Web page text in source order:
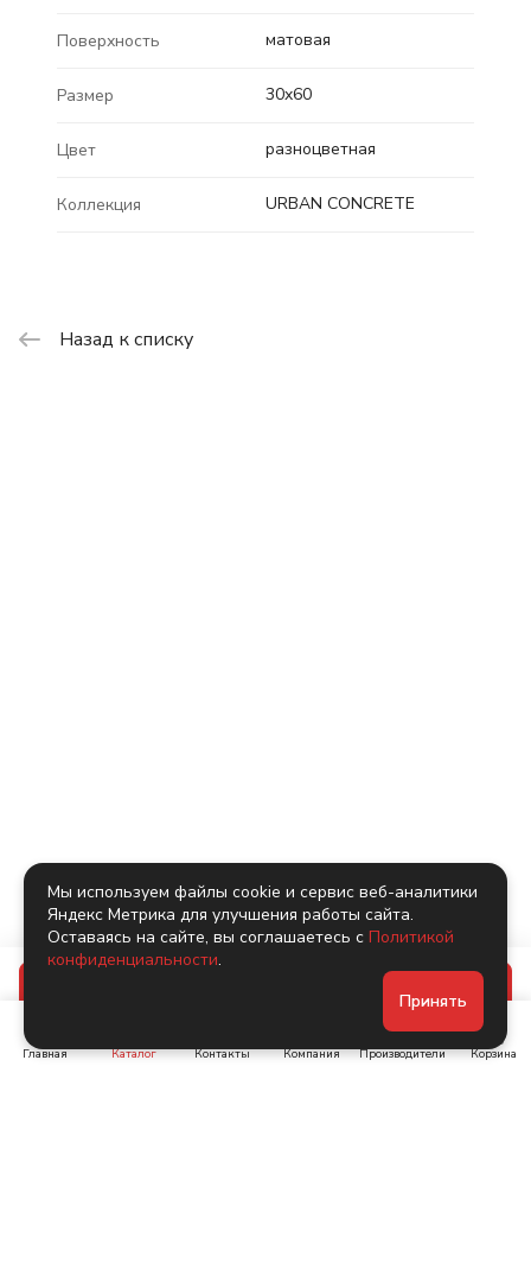
Поверхность матовая
Размер 30x60
Цвет разноцветная
Коллекция URBAN CONCRETE
Назад к списку
Главная Каталог Контакты Компания Производители Корзина
Мы используем файлы cookie и сервис веб-аналитики
Яндекс Метрика для улучшения работы сайта.
Оставаясь на сайте, вы соглашаетесь с Политикой
конфиденциальности.
Принять